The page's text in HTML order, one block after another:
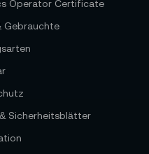
Operator Certificate
Gebrauchte
Sicherheitsblätter